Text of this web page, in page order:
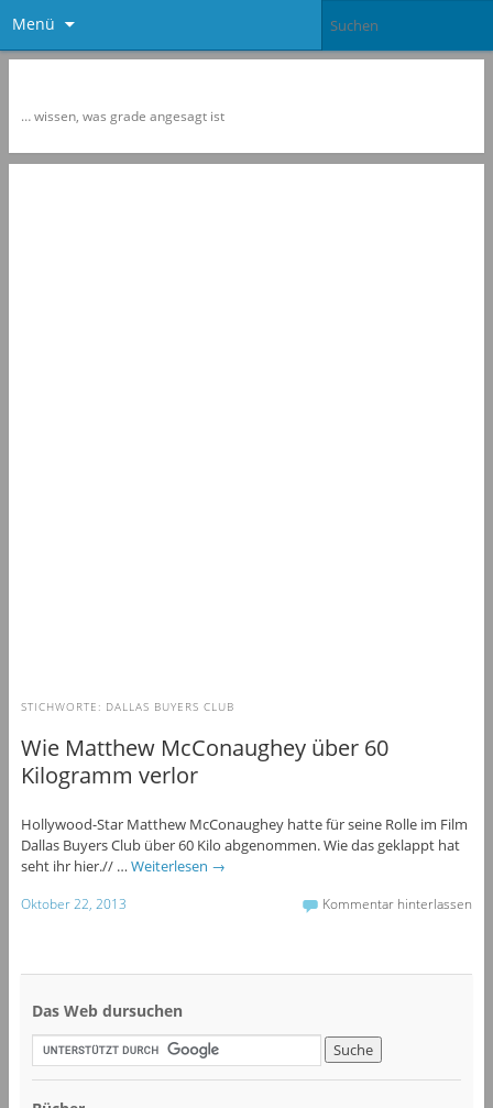
Menü
… wissen, was grade angesagt ist
STICHWORTE: DALLAS BUYERS CLUB
Wie Matthew McConaughey über 60
Kilogramm verlor
Hollywood-Star Matthew McConaughey hatte für seine Rolle im Film
Dallas Buyers Club über 60 Kilo abgenommen. Wie das geklappt hat
seht ihr hier.// … Weiterlesen →
Oktober 22, 2013 Kommentar hinterlassen
Das Web dursuchen